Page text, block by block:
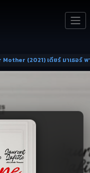
Mother (2021) เดียร์ มาเธอร์